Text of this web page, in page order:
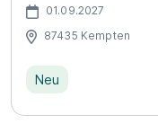
01.09.2027
87435 Kempten
Neu